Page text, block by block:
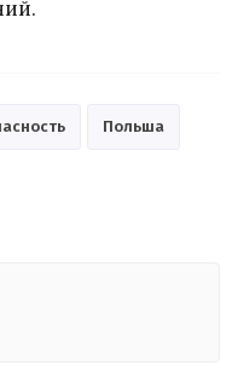
Польша